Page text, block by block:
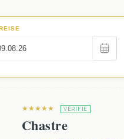
★★★★★ VÉRIFIÉ
Chastre